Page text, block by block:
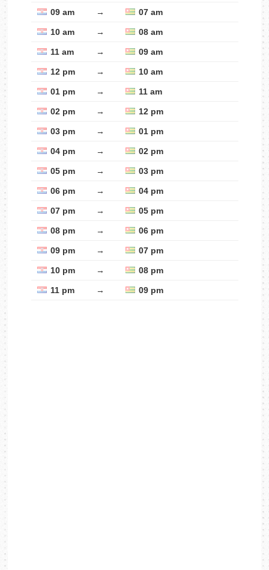
09 am → 07 am
10 am → 08 am
11 am → 09 am
12 pm → 10 am
01 pm → 11 am
02 pm → 12 pm
03 pm → 01 pm
04 pm → 02 pm
05 pm → 03 pm
06 pm → 04 pm
07 pm → 05 pm
08 pm → 06 pm
09 pm → 07 pm
10 pm → 08 pm
11 pm → 09 pm